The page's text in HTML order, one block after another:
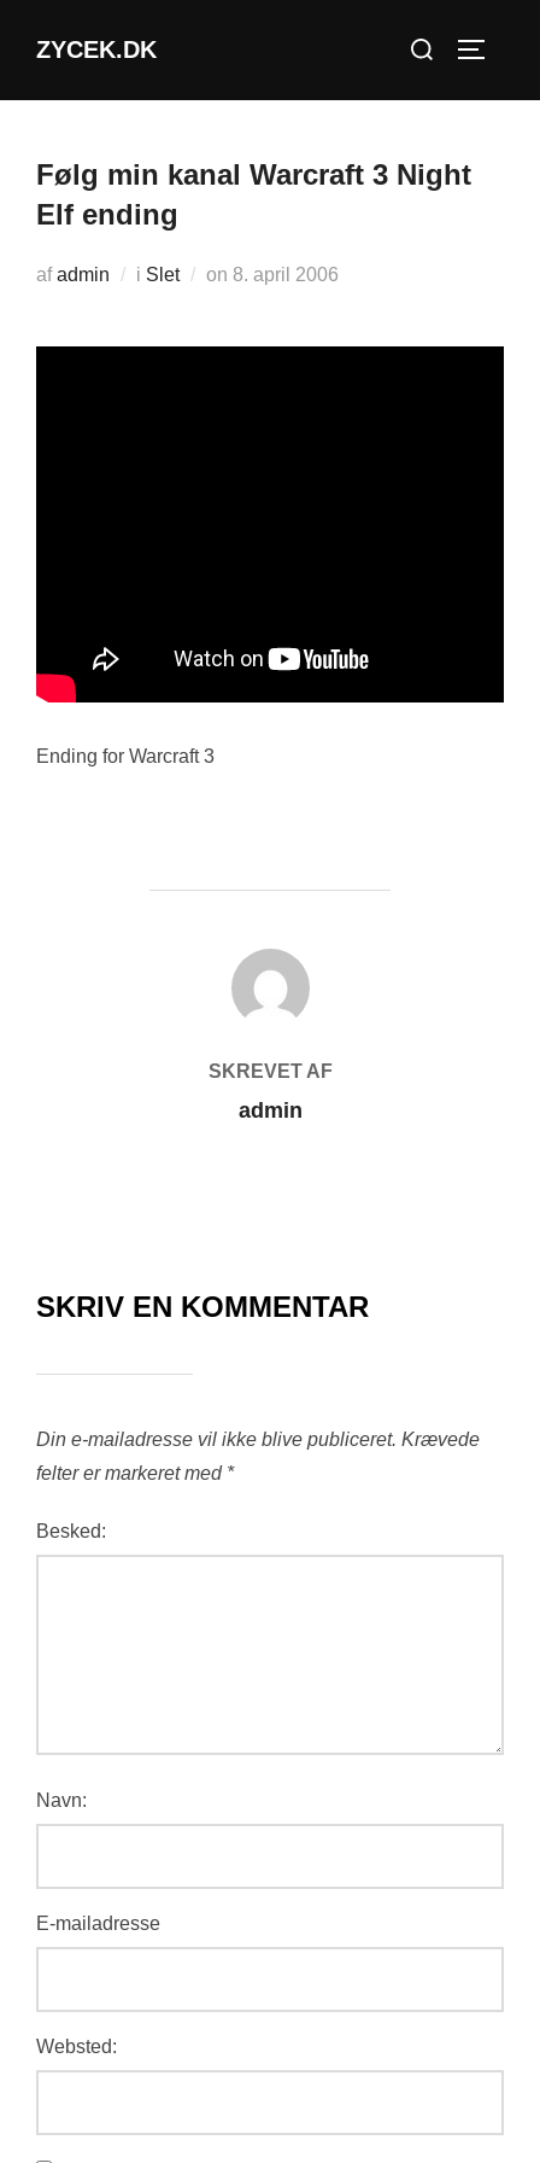
ZYCEK.DK
Søg
Følg min kanal Warcraft 3 Night
Elf ending
afadmin i Slet on Udgivet
8. april 2006
Ending for Warcraft 3
FORFATTER
SKREVET AF
admin
SKRIV EN KOMMENTAR
Din e-mailadresse vil ikke blive publiceret. Krævede
felter er markeret med *
Besked:
Navn:
E-mailadresse
Websted: